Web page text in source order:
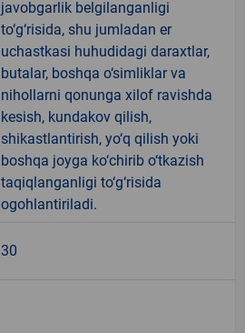
javobgarlik belgilanganligi
to‘g‘risida, shu jumladan er
uchastkasi huhudidagi daraxtlar,
butalar, boshqa o‘simliklar va
nihollarni qonunga xilof ravishda
kesish, kundakov qilish,
shikastlantirish, yo‘q qilish yoki
boshqa joyga ko‘chirib o‘tkazish
taqiqlanganligi to‘g‘risida
ogohlantiriladi.
30